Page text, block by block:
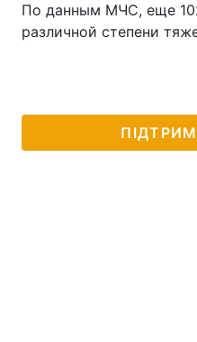
По данным МЧС, еще
различной степени